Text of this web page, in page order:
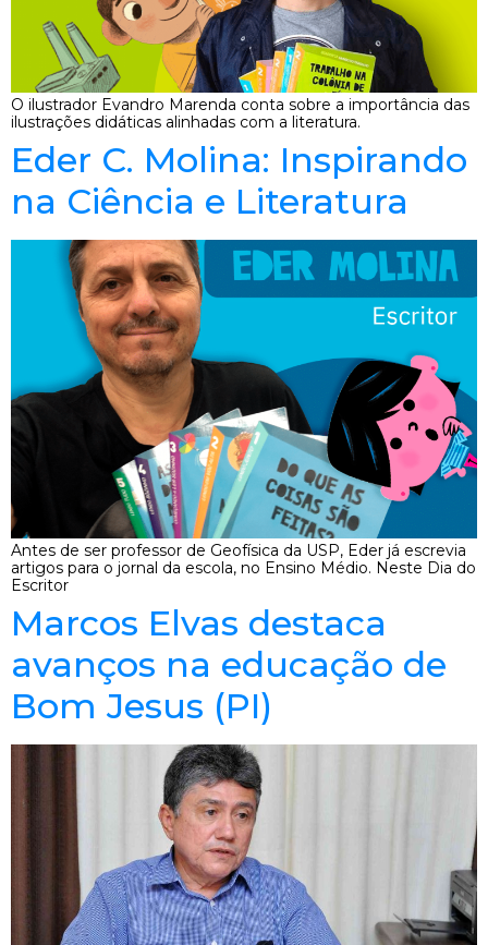
O ilustrador Evandro Marenda conta sobre a importância das
ilustrações didáticas alinhadas com a literatura.
Eder C. Molina: Inspirando
na Ciência e Literatura
Antes de ser professor de Geofísica da USP, Eder já escrevia
artigos para o jornal da escola, no Ensino Médio. Neste Dia do
Escritor
Marcos Elvas destaca
avanços na educação de
Bom Jesus (PI)